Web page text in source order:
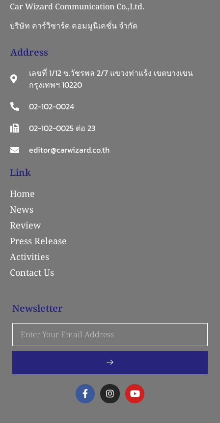
Car Wizard Communication Co.,Ltd.
บริษัท คาร์วิซาร์ด คอมมูนิเคชั่น จำกัด
Address
เลขที่ 1/12 ซ.วัชรพล 2/7 แขวงท่าแร้ง เขตบางเขน
กรุงเทพฯ 10220
02-102-0024
02-102-0025 ต่อ 23
editor@carwizard.co.th
Link
Home
News
Review
Press Release
Activities
Contact Us
Newsletter